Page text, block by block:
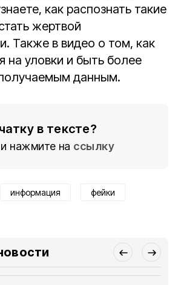
как распознать такие
жертвой
Также в видео о том, как
на уловки и быть более
данным.
в тексте?
нажмите на ссылку
информация фейки